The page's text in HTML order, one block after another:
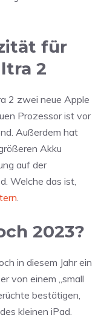
für
2
2 zwei neue Apple
Prozessor ist vor
Außerdem hat
Akku
auf der
Welche das ist,
2023?
in diesem Jahr ein
von einem „small
bestätigen,
kleinen iPad.